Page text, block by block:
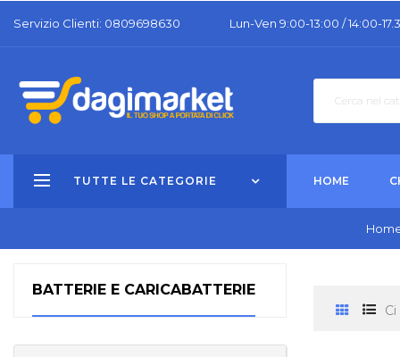
Servizio Clienti: 0809698630 Lun-Ven 9:00-13:00 / 14:00-
TUTTE LE CATEGORIE HOME
BATTERIE E CARICABATTERIE